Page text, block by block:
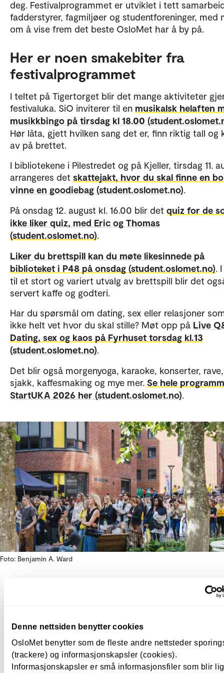
Denne nettsiden benytter cookies
OsloMet benytter som de fleste andre nettsteder
(trackere) og informasjonskapsler (cookies).
Informasjonskapsler er små informasjonsfiler som blir
deg. Festivalprogrammet er utviklet i tett
fadderstyrer, fagmiljøer og studentforeninger, med
om å vise frem det beste OsloMet har å by på.
Her er noen smakebiter fra
festivalprogrammet
I teltet på Tigertorget blir det mange aktiviteter
festivaluka. SiO inviterer til en musikalsk helaften
musikkbingo på tirsdag kl 18.00
Hør låta, gjett hvilken sang det er, finn riktig tall og
av på brettet.
I bibliotekene i Pilestredet og på Kjeller, tirsdag 11.
arrangeres det skattejakt, hvor du skal finne en
vinne en goodiebag (student.oslomet.no).
På onsdag 12. august kl. 16.00 blir det quiz for de
ikke liker quiz, med Eric og Thomas
(student.oslomet.no).
Liker du brettspill kan du møte likesinnede på
biblioteket i P48 på onsdag (student.oslomet.no).
til et stort og variert utvalg av brettspill blir det
servert kaffe og godteri.
Har du spørsmål om dating, sex eller relasjoner
ikke helt vet hvor du skal stille? Møt opp på Live
Dating, sex og kaos på Fyrhuset torsdag kl.13
(student.oslomet.no).
Det blir også morgenyoga, karaoke, konserter, rave,
sjakk, kaffesmaking og mye mer. Se hele
StartUKA 2026 her (student.oslomet.no).
Foto: Benjamin A. Ward
Håper StartUKA er kommet for
til å etablere festivalen fra august 2026, men
det skal bli en årlig tradisjon.
– OsloMet trenger en arena som skaper